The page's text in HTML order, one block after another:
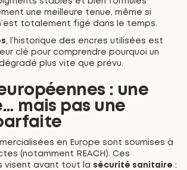
une meilleure tenue, même si
totalement figé dans le temps.
, l’historique des encres utilisées est
clé pour comprendre pourquoi un
plus vite que prévu.
: une
mais pas une
en Europe sont soumises à
(notamment REACH). Ces
visent avant tout la sécurité sanitaire :